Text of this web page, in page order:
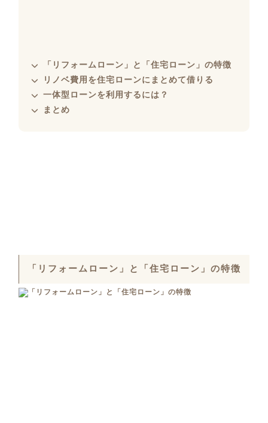
「リフォームローン」と「住宅ローン」の特徴
リノベ費用を住宅ローンにまとめて借りる
一体型ローンを利用するには？
まとめ
「リフォームローン」と「住宅ローン」の特徴